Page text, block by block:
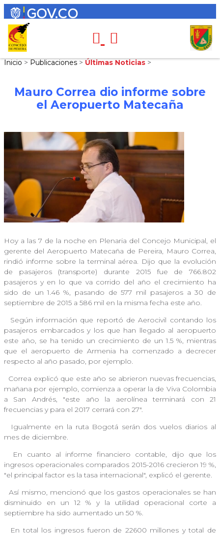
Inicio > Publicaciones > Últimas Noticias >
Mauro Correa dio informe sobre
el Aeropuerto Matecaña
Hoy a las 7 de la noche en Plenaria del Concejo Municipal, el
gerente del Aeropuerto Matecaña de Pereira, Mauro Correa,
rindió informe sobre la terminal aérea. Dijo que la evolución
de pasajeros (transporte) durante 2015 fue de 766.802
pasajeros y en lo que va corrido del año el crecimiento ha
sido de un 1.46 %, pasando de 577 mil pasajeros a 30 de
septiembre de 2015 a 586 mil en la misma fecha este año.
Según información que reportó de Aerocivil contando los
pasajeros embarcados y los que han llegado al aeropuerto
este año, se ha tenido un crecimiento de un 1.5 %, mientras
que el aeropuerto de Armenia ha comenzado a decrecer
respecto al año pasado, por ejemplo.
Correa explicó que este año se abrieron nuevas frecuencias,
mañana por ejemplo, comienza a operar la de Viva Colombia
a San Andrés, "este año la aerolínea terminará con 21
frecuencias y para el 2017 cerrará con 27".
Igualmente en la ruta Bogotá serán dos vuelos diarios al
mes de diciembre.
En cuanto al informe financiero contable, dijo que los
ingresos operacionales comparados 2015-2016 crecieron 19 %,
"el principal factor es la tasa internacional", explicó el gerente.
Así mismo, mencionó que los gastos operacionales se han
disminuido en un 12 % y la utilidad operacional corte a
septiembre ha sido aumentado un 50 %.
En total los ingresos fueron de 22600 millones y total de